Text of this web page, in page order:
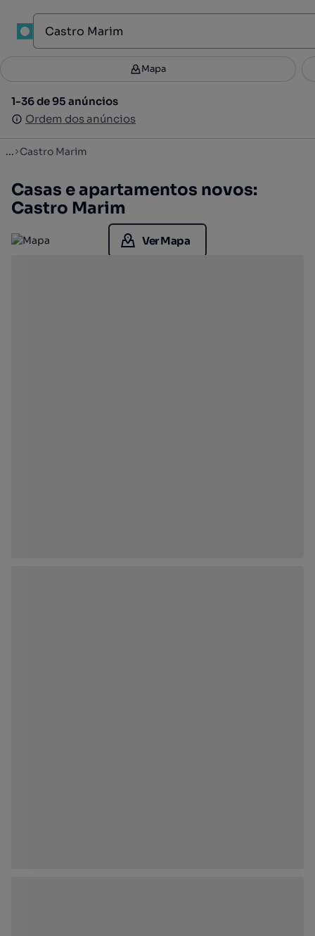
Filtros 2
1-36 de 95 anúncios
Ordem dos anúncios
Mapa
1-36 de 95 anúncios
Ordem dos anúncios
... Castro Marim
Casas e apartamentos novos:
Castro Marim
Ver Mapa